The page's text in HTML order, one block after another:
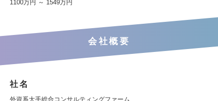
1100万円 ～ 1549万円
会社概要
社名
外資系大手総合コンサルティングファーム